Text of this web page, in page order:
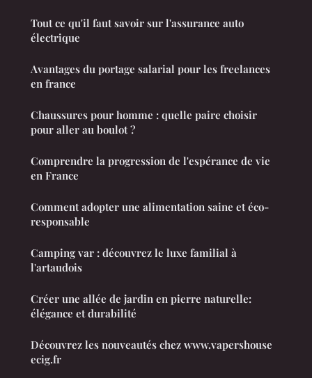
Tout ce qu'il faut savoir sur l'assurance auto
électrique
Avantages du portage salarial pour les freelances
en france
Chaussures pour homme : quelle paire choisir
pour aller au boulot ?
Comprendre la progression de l'espérance de vie
en France
Comment adopter une alimentation saine et éco-
responsable
Camping var : découvrez le luxe familial à
l'artaudois
Créer une allée de jardin en pierre naturelle:
élégance et durabilité
Découvrez les nouveautés chez www.vapershouse
ecig.fr